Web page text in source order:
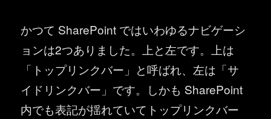
かつて SharePoint ではいわゆるナビゲーシ
ョンは2つありました。上と左です。上は
「トップリンクバー」と呼ばれ、左は「サ
イドリンクバー」です。しかも SharePoint
内でも表記が揺れていてトップリンクバー